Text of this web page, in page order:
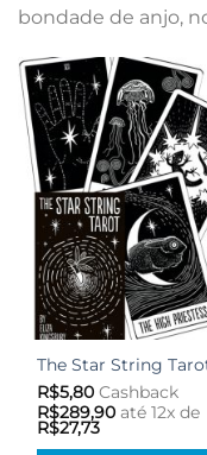
bondade de anjo,
aos
The Star String
R$5,80 Cashback
R$289,90 até 12x de
R$27,73